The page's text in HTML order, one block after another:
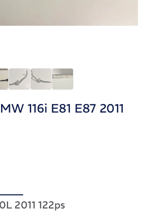
116i E81 E87 2011
2011 122ps